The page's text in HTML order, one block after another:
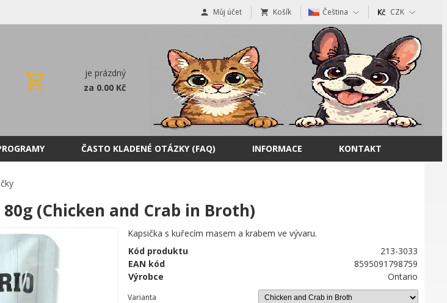
Můj účet Košík Čeština CZK
je prázdný
za 0.00 Kč
ČASTO KLADENÉ OTÁZKY (FAQ) INFORMACE KONTAKT
80g (Chicken and Crab in Broth)
Kapsička s kuřecím masem a krabem ve vývaru.
Kód produktu
213-3033
EAN kód
8595091798759
Výrobce
Ontario
Varianta